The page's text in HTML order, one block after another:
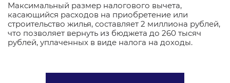
Максимальный размер налогового вычета,
касающийся расходов на приобретение или
строительство жилья, составляет 2 миллиона рублей,
что позволяет вернуть из бюджета до 260 тысяч
рублей, уплаченных в виде налога на доходы.